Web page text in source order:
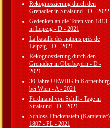
Rekognoszierung durch den
Grenadier in Stralsund - D - 2022
Gedenken an die Toten von 1813
in Leipzig - D - 2021
La bataille des nations près de
Leipzig - D - 2021
Rekognoszierung durch den
Grenadier in Oberbayern - D -
2021
30 Jahre UEWHG in Korneuburg
bei Wien - A - 2021
Ferdinand von Schill - Tage in
Stralsund - D - 2021
Schloss Finckenstein (Kamieniec)
1807 - PL - 2021